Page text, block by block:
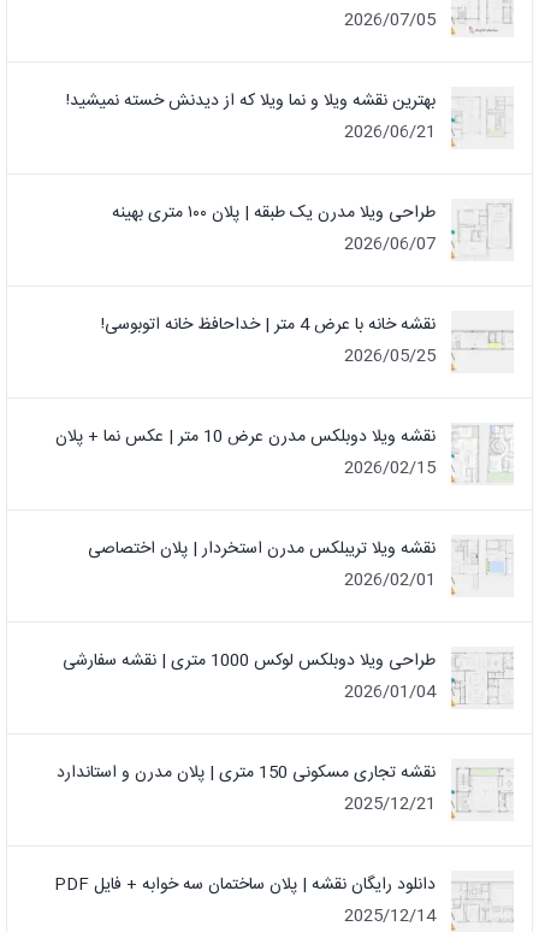
2026/07/05
بهترین نقشه ویلا و نما ویلا که از دیدنش خسته نمیشید!
2026/06/21
طراحی ویلا مدرن یک‌ طبقه | پلان ۱۰۰ متری بهینه
2026/06/07
نقشه خانه با عرض 4 متر | خداحافظ خانه‌ اتوبوسی!
2026/05/25
نقشه ویلا دوبلکس مدرن عرض 10 متر | عکس نما + پلان
2026/02/15
نقشه ویلا تریبلکس مدرن استخردار | پلان اختصاصی
2026/02/01
طراحی ویلا دوبلکس لوکس 1000 متری | نقشه سفارشی
2026/01/04
نقشه تجاری مسکونی 150 متری | پلان مدرن و استاندارد
2025/12/21
دانلود رایگان نقشه | پلان ساختمان سه خوابه + فایل PDF
2025/12/14